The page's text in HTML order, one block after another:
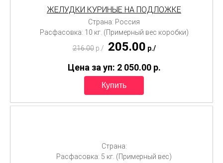
ЖЕЛУДКИ КУРИНЫЕ НА ПОДЛОЖКЕ
Страна: Россия
Расфасовка: 10 кг. (Примерный вес коробки)
216.00p./ 205.00 p./
Цена за уп: 2 050.00 p.
Страна:
Расфасовка: 5 кг. (Примерный вес)